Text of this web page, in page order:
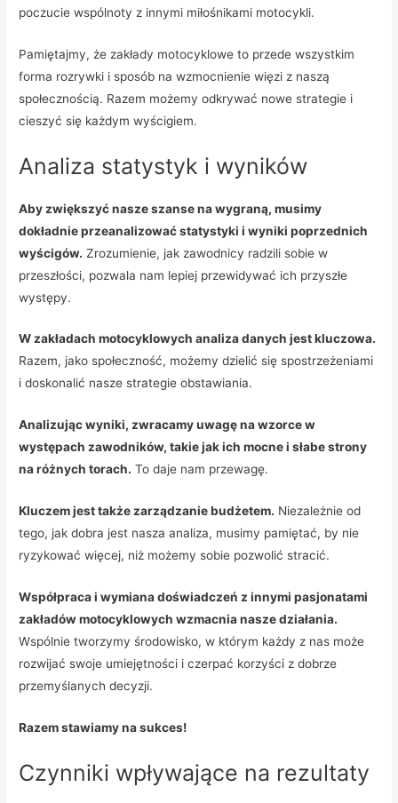
poczucie wspólnoty z innymi miłośnikami motocykli.
Pamiętajmy, że zakłady motocyklowe to przede wszystkim
forma rozrywki i sposób na wzmocnienie więzi z naszą
społecznością. Razem możemy odkrywać nowe strategie i
cieszyć się każdym wyścigiem.
Analiza statystyk i wyników
Aby zwiększyć nasze szanse na wygraną, musimy
dokładnie przeanalizować statystyki i wyniki poprzednich
wyścigów. Zrozumienie, jak zawodnicy radzili sobie w
przeszłości, pozwala nam lepiej przewidywać ich przyszłe
występy.
W zakładach motocyklowych analiza danych jest kluczowa.
Razem, jako społeczność, możemy dzielić się spostrzeżeniami
i doskonalić nasze strategie obstawiania.
Analizując wyniki, zwracamy uwagę na wzorce w
występach zawodników, takie jak ich mocne i słabe strony
na różnych torach. To daje nam przewagę.
Kluczem jest także zarządzanie budżetem. Niezależnie od
tego, jak dobra jest nasza analiza, musimy pamiętać, by nie
ryzykować więcej, niż możemy sobie pozwolić stracić.
Współpraca i wymiana doświadczeń z innymi pasjonatami
zakładów motocyklowych wzmacnia nasze działania.
Wspólnie tworzymy środowisko, w którym każdy z nas może
rozwijać swoje umiejętności i czerpać korzyści z dobrze
przemyślanych decyzji.
Razem stawiamy na sukces!
Czynniki wpływające na rezultaty